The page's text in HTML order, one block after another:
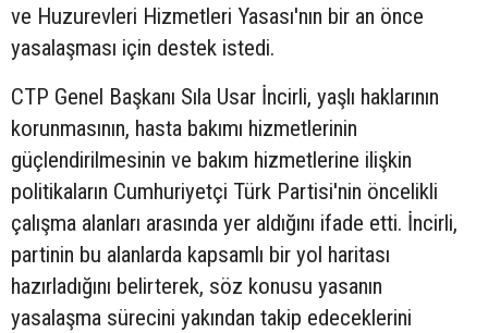
ve Huzurevleri Hizmetleri Yasası'nın bir an önce
yasalaşması için destek istedi.
CTP Genel Başkanı Sıla Usar İncirli, yaşlı haklarının
korunmasının, hasta bakımı hizmetlerinin
güçlendirilmesinin ve bakım hizmetlerine ilişkin
politikaların Cumhuriyetçi Türk Partisi'nin öncelikli
çalışma alanları arasında yer aldığını ifade etti. İncirli,
partinin bu alanlarda kapsamlı bir yol haritası
hazırladığını belirterek, söz konusu yasanın
yasalaşma sürecini yakından takip edeceklerini